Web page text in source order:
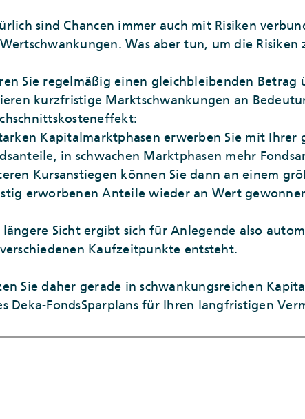
sind Chancen immer auch mit Risiken
Was aber tun, um die Risiken
Sie regelmäßig einen gleichbleibenden
kurzfristige Marktschwankungen an
Kapitalmarktphasen erwerben Sie mit
in schwachen Marktphasen mehr
Kursanstiegen können Sie dann an einem
erworbenen Anteile wieder an Wert
Sicht ergibt sich für Anlegende also
Kaufzeitpunkte entsteht.
Sie daher gerade in schwankungsreichen
Deka-FondsSparplans für Ihren langfristigen